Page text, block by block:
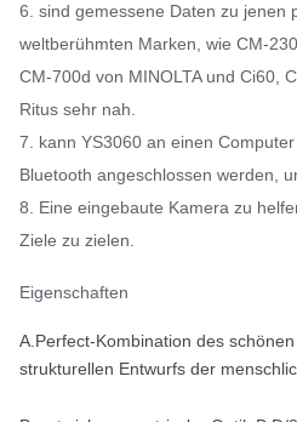
6. sind gemessene Daten zu jenen
weltberühmten Marken, wie CM-
CM-700d von MINOLTA und Ci60,
Ritus sehr nah.
7. kann YS3060 an einen
Bluetooth angeschlossen werden,
8. Eine eingebaute Kamera zu
Ziele zu zielen.
Eigenschaften
A.Perfect-Kombination des
strukturellen Entwurfs der